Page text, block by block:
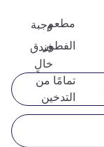
مطعموجبة
الفطورفندق
خالٍ
تمامًا من
التدخين